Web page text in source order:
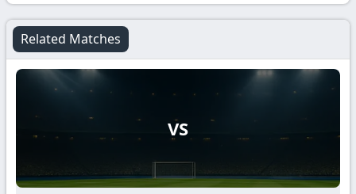
Related Matches
VS